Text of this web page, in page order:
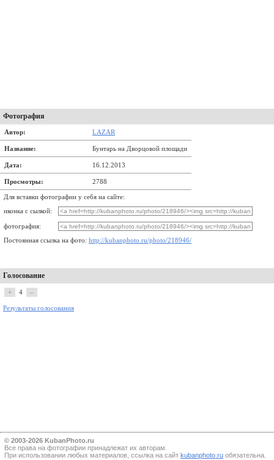
Фотография
Автор: LAZAR
Название: Бунтарь на Дворцовой площади
Дата: 16.12.2013
Просмотры: 2788
Для вставки фотографии у себя на сайте:
иконка с сылкой:
фотография:
Постоянная ссылка на фото: http://kubanphoto.ru/photo/218946/
Голосование
+ 4 –
Результаты голосования
© 2003-2026 KubanPhoto.ru
Все прaва на фотографии принадлежат их авторам.
При использовании любых материалов, ссылка на сайт kubanphoto.ru обязательна.